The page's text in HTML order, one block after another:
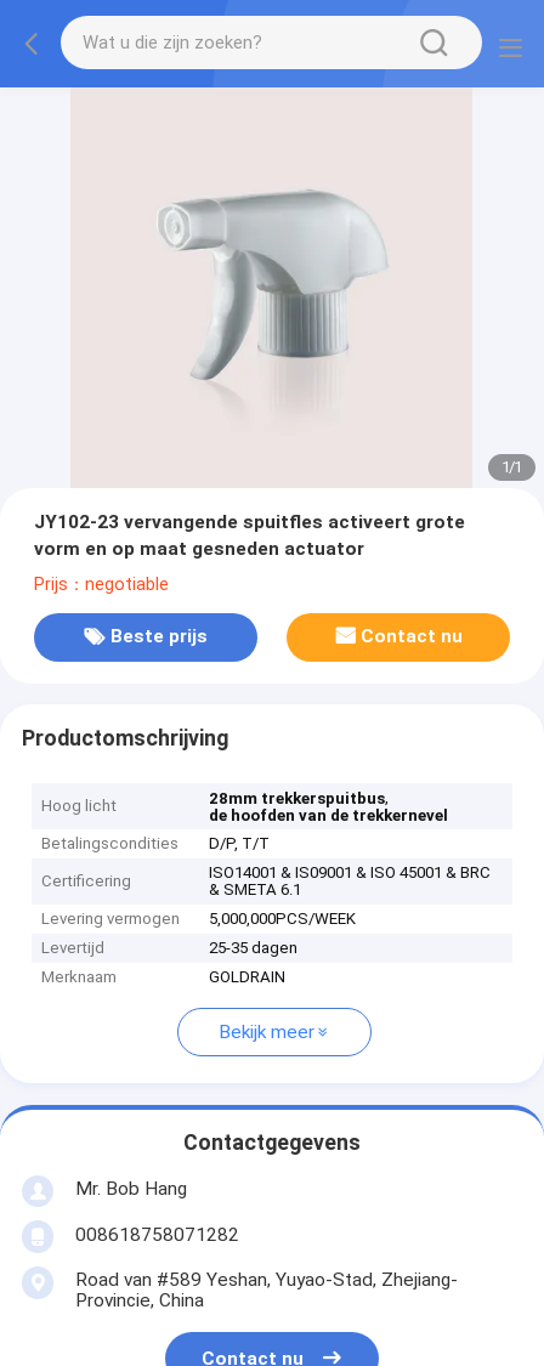
1/1
JY102-23 vervangende spuitfles activeert grote
vorm en op maat gesneden actuator
Prijs：negotiable
Beste prijs Contact nu
Productomschrijving
Hoog licht 28mm trekkerspuitbus,
de hoofden van de trekkernevel
Betalingscondities
D/P, T/T
Certificering
ISO14001 & IS09001 & ISO 45001 & BRC
& SMETA 6.1
Levering vermogen
5,000,000PCS/WEEK
Levertijd
25-35 dagen
Merknaam
GOLDRAIN
Bekijk meer
Contactgegevens
Mr. Bob Hang
008618758071282
Road van #589 Yeshan, Yuyao-Stad, Zhejiang-
Provincie, China
Contact nu